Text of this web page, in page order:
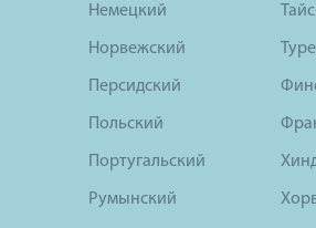
Немецкий
Норвежский
Персидский
Польский
Португальский
Румынский